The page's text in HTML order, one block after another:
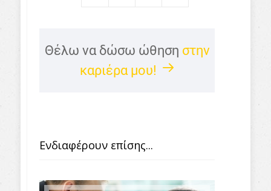
Θέλω να δώσω ώθηση στην
καριέρα μου!
Ενδιαφέρουν επίσης...